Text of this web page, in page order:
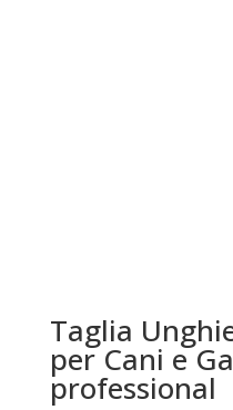
Taglia
per Cani e
professional